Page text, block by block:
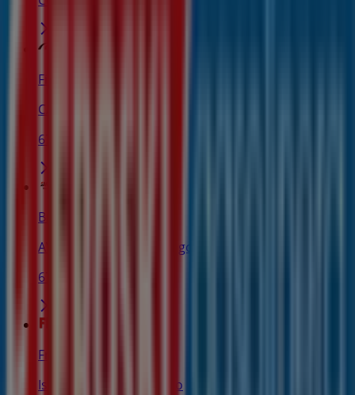
First Stop
C/ Pizarro 67, Vigo
67 m
Bridgestone
AV PIZARRO, 67 BAJO, Vigo
67 m
Froiz
Isabel la Católica, 2, Vigo